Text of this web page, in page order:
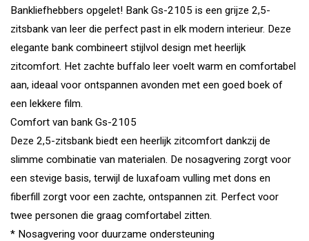
Bankliefhebbers opgelet! Bank Gs-2105 is een grijze 2,5-
zitsbank van leer die perfect past in elk modern interieur. Deze
elegante bank combineert stijlvol design met heerlijk
zitcomfort. Het zachte buffalo leer voelt warm en comfortabel
aan, ideaal voor ontspannen avonden met een goed boek of
een lekkere film.
Comfort van bank Gs-2105
Deze 2,5-zitsbank biedt een heerlijk zitcomfort dankzij de
slimme combinatie van materialen. De nosagvering zorgt voor
een stevige basis, terwijl de luxafoam vulling met dons en
fiberfill zorgt voor een zachte, ontspannen zit. Perfect voor
twee personen die graag comfortabel zitten.
* Nosagvering voor duurzame ondersteuning